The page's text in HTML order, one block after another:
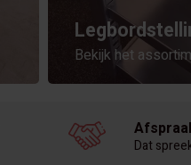
Bekijk het
Dat